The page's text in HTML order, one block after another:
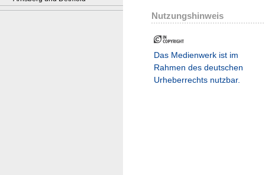
Nutzungshinweis
Das Medienwerk ist im
Rahmen des deutschen
Urheberrechts nutzbar.